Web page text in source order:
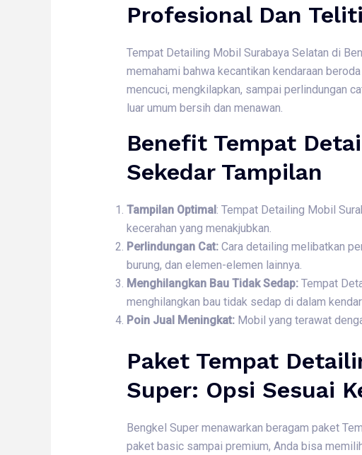
Profesional Dan Teliti
Tempat Detailing Mobil Surabaya Selatan di
memahami bahwa kecantikan kendaraan
mencuci, mengkilapkan, sampai perlindungan
luar umum bersih dan menawan.
Benefit Tempat
Sekedar Tampilan
Tampilan Optimal: Tempat Detailing Mobil
kecerahan yang menakjubkan.
Perlindungan Cat:Cara detailing melibatkan
burung, dan elemen-elemen lainnya.
Menghilangkan Bau Tidak Sedap:Tempat
menghilangkan bau tidak sedap di dalam
Poin Jual Meningkat:Mobil yang terawat
Paket Tempat
Super: Opsi Sesuai
Bengkel Super menawarkan beragam paket
paket basic sampai premium, Anda bisa